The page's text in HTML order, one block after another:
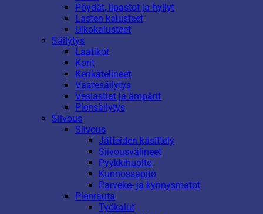
Pöydät, lipastot ja hyllyt
Lasten kalusteet
Ulkokalusteet
Säilytys
Laatikot
Korit
Kenkätelineet
Vaatesäilytys
Vesiastiat ja ämpärit
Piensäilytys
Siivous
Siivous
Jätteiden käsittely
Siivousvälineet
Pyykkihuolto
Kunnossapito
Parveke- ja kynnysmatot
Pienrauta
Työkalut